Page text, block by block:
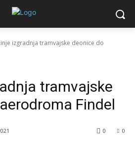
izgradnja tramvajske deonice do
tramvajske
Findel
0
0